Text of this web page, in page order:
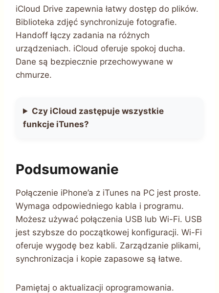
iCloud Drive zapewnia łatwy dostęp do plików.
Biblioteka zdjęć synchronizuje fotografie.
Handoff łączy zadania na różnych
urządzeniach. iCloud oferuje spokoj ducha.
Dane są bezpiecznie przechowywane w
chmurze.
Czy iCloud zastępuje wszystkie
funkcje iTunes?
Podsumowanie
Połączenie iPhone’a z iTunes na PC jest proste.
Wymaga odpowiedniego kabla i programu.
Możesz używać połączenia USB lub Wi-Fi. USB
jest szybsze do początkowej konfiguracji. Wi-Fi
oferuje wygodę bez kabli. Zarządzanie plikami,
synchronizacja i kopie zapasowe są łatwe.
Pamiętaj o aktualizacji oprogramowania.